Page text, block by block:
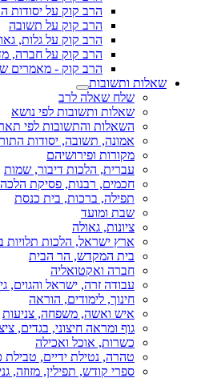
הרב קוק על יסודות
הרב קוק על תשובה
הרב קוק על גלות,
הרב קוק על חברה,
הרב קוק - מאמרים
שאלות ותשובות
שלח שאלה לרב
שאלות ותשובות לפי נושא
השאלות והתשובות לפי
אמונה, תשובה, יסודות
מקורות ופירושיהם
עברית, הלכות דיבור, שמות
חכמים, רבנות, פסיקת הלכה
תפילה, ברכות, בית כנסת
שבת ומועד
ציונות, גאולה
ארץ ישראל, הלכות תלויות
בית המקדש, הר הבית
חברה ואקטואליה
עבודה זרה, ישראל והגוים,
חינוך, לימודים, הוראה
איש ואשה, משפחה, צניעות
גוף ומראה חיצוני, בגדים,
כשרות, אוכל ואכילה
טהרה, נטילת ידיים, טבילת
ספרי קודש, תפילין, מזוזה,